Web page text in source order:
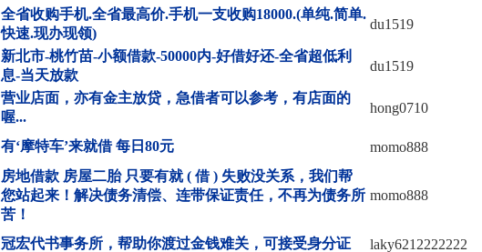
全省收购手机.全省最高价.手机一支收购18000.(单纯.简单.
快速.现办现领)
du1519
新北市-桃竹苗-小额借款-50000内-好借好还-全省超低利
息-当天放款
du1519
营业店面，亦有金主放贷，急借者可以参考，有店面的
喔...
hong0710
有‘摩特车’来就借 每日80元
momo888
房地借款 房屋二胎 只要有就 ( 借 ) 失败没关系，我们帮
您站起来！解决债务清偿、连带保证责任，不再为债务所
苦！
momo888
冠宏代书事务所，帮助你渡过金钱难关，可接受身分证 laky6212222222